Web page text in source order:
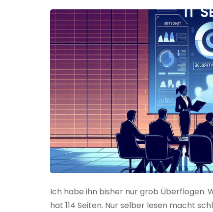
Ich habe ihn bisher nur grob Überflogen.
hat 114 Seiten. Nur selber lesen macht